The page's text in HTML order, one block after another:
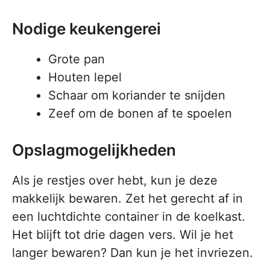
Nodige keukengerei
Grote pan
Houten lepel
Schaar om koriander te snijden
Zeef om de bonen af te spoelen
Opslagmogelijkheden
Als je restjes over hebt, kun je deze
makkelijk bewaren. Zet het gerecht af in
een luchtdichte container in de koelkast.
Het blijft tot drie dagen vers. Wil je het
langer bewaren? Dan kun je het invriezen.